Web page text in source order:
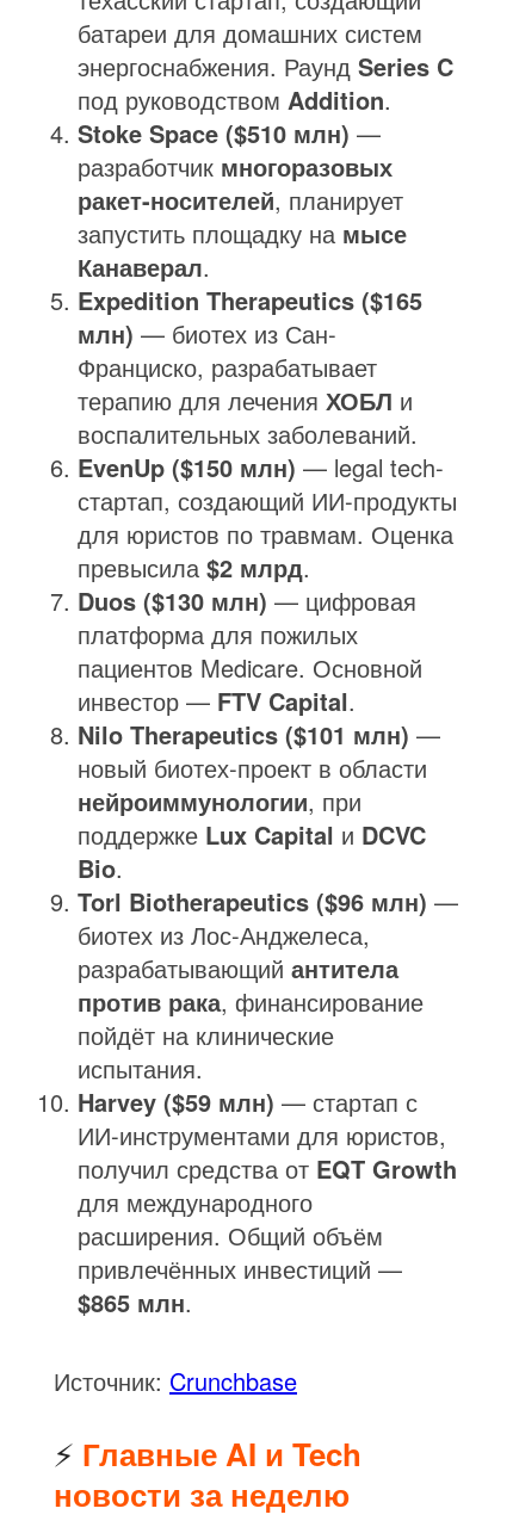
батареи для домашних систем
энергоснабжения. Раунд Series C
под руководством Addition.
Stoke Space ($510 млн) —
разработчик многоразовых
ракет-носителей, планирует
запустить площадку на мысе
Канаверал.
Expedition Therapeutics ($165
млн) — биотех из Сан-
Франциско, разрабатывает
терапию для лечения ХОБЛ и
воспалительных заболеваний.
EvenUp ($150 млн) — legal tech-
стартап, создающий ИИ-продукты
для юристов по травмам. Оценка
превысила $2 млрд.
Duos ($130 млн) — цифровая
платформа для пожилых
пациентов Medicare. Основной
инвестор — FTV Capital.
Nilo Therapeutics ($101 млн) —
новый биотех-проект в области
нейроиммунологии, при
поддержке Lux Capital и DCVC
Bio.
Torl Biotherapeutics ($96 млн) —
биотех из Лос-Анджелеса,
разрабатывающий антитела
против рака, финансирование
пойдёт на клинические
испытания.
Harvey ($59 млн) — стартап с
ИИ-инструментами для юристов,
получил средства от EQT Growth
для международного
расширения. Общий объём
привлечённых инвестиций —
$865 млн.
Источник: Crunchbase
⚡ Главные AI и Tech
новости за неделю